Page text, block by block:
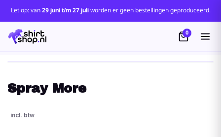
Let op: van29 juni t/m 27 juliworden er geen bestellingen geproduceerd.
0
Spray More